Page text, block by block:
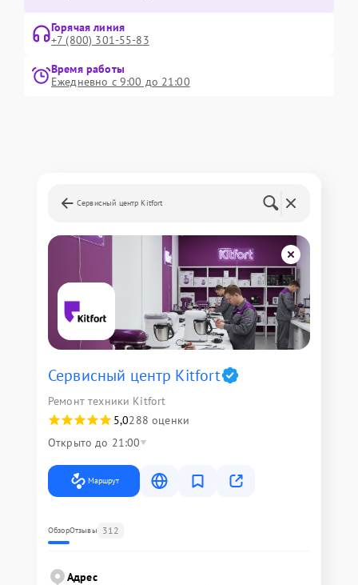
Горячая линия
+7 (800) 301-55-83
Время работы
Ежедневно с 9:00 до 21:00
Сервисный центр Kitfort
Сервисный центр Kitfort
Ремонт техники Kitfort
5,0288 оценки
Открыто до 21:00
Маршрут
ОбзорОтзывы 312
Адрес